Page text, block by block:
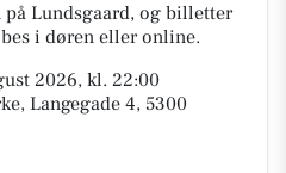
Lundsgaard, og billetter
i døren eller online.
2026, kl. 22:00
Langegade 4, 5300